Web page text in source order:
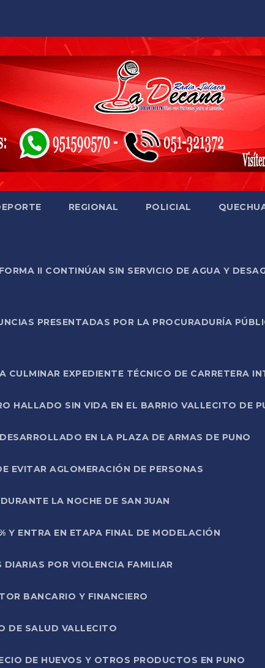
REGIONAL POLICIAL
II CONTINÚAN SIN SERVICIO DE AGUA Y
PRESENTADAS POR LA PROCURADURÍA
EXPEDIENTE TÉCNICO DE CARRETERA
HALLADO SIN VIDA EN EL BARRIO VALLECITO DE
EN LA PLAZA DE ARMAS DE PUNO
EVITAR AGLOMERACIÓN DE PERSONAS
LA NOCHE DE SAN JUAN
Y ENTRA EN ETAPA FINAL DE MODELACIÓN
DIARIAS POR VIOLENCIA FAMILIAR
BANCARIO Y FINANCIERO
DE SALUD VALLECITO
DE HUEVOS Y OTROS PRODUCTOS EN PUNO